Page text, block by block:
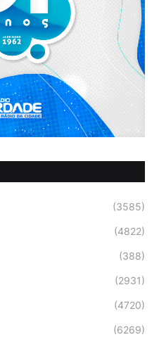
(3585)
(4822)
(388)
(2931)
(4720)
(6269)